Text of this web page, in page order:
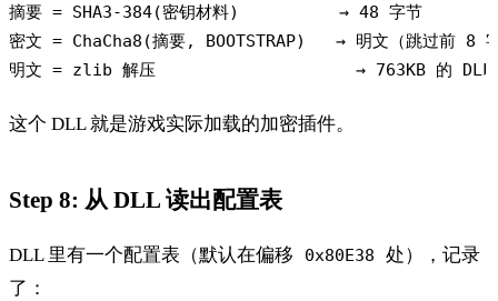
摘要 = SHA3-384(密钥材料)          → 48 字节
密文 = ChaCha8(摘要, BOOTSTRAP)   → 明文（跳过前 8
这个 DLL 就是游戏实际加载的加密插件。
Step 8: 从 DLL 读出配置表
DLL 里有一个配置表（默认在偏移 0x80E38
处），记录
了：